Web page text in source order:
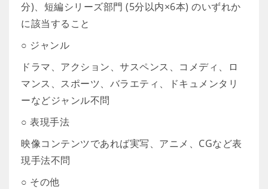
分)、短編シリーズ部門 (5分以内×6本) のいずれか
に該当すること
○ ジャンル
ドラマ、アクション、サスペンス、コメディ、ロ
マンス、スポーツ、バラエティ、ドキュメンタリ
ーなどジャンル不問
○ 表現手法
映像コンテンツであれば実写、アニメ、CGなど表
現手法不問
○ その他